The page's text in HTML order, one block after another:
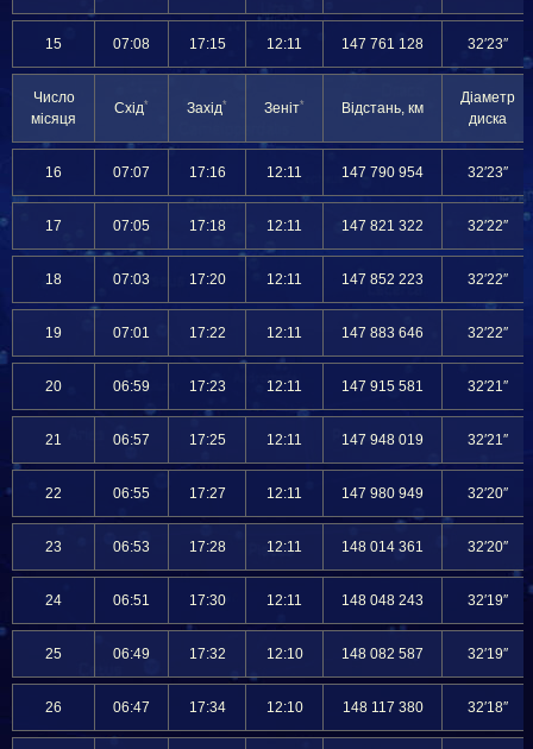
15 07:08 17:15 12:11 147 761 128 32′23″
Число
місяця
Схід* Захід* Зеніт* Відстань, км
Діаметр
диска
16 07:07 17:16 12:11 147 790 954 32′23″
17 07:05 17:18 12:11 147 821 322 32′22″
18 07:03 17:20 12:11 147 852 223 32′22″
19 07:01 17:22 12:11 147 883 646 32′22″
20 06:59 17:23 12:11 147 915 581 32′21″
21 06:57 17:25 12:11 147 948 019 32′21″
22 06:55 17:27 12:11 147 980 949 32′20″
23 06:53 17:28 12:11 148 014 361 32′20″
24 06:51 17:30 12:11 148 048 243 32′19″
25 06:49 17:32 12:10 148 082 587 32′19″
26 06:47 17:34 12:10 148 117 380 32′18″